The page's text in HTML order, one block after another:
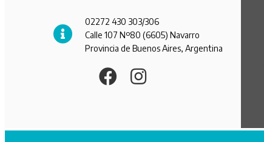
02272 430 303/306
Calle 107 Nº80 (6605) Navarro
Provincia de Buenos Aires, Argentina